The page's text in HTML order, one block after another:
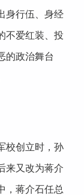
身行伍、身经
不爱红装、投
的政治舞台
校创立时，孙
来又改为蒋介
，蒋介石任总